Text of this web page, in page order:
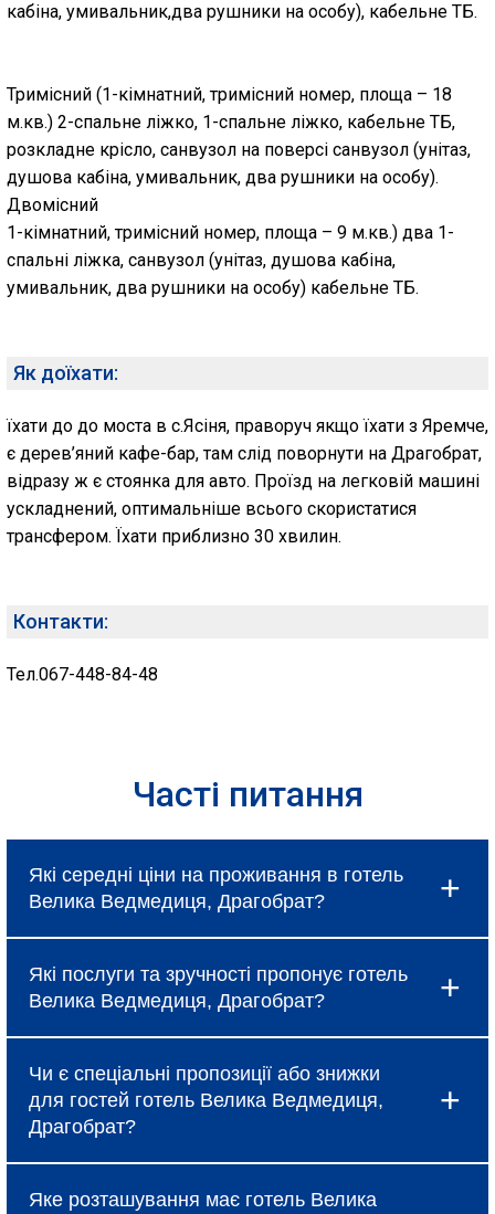
кабіна, умивальник,два рушники на особу), кабельне ТБ.
Тримісний (1-кімнатний, тримісний номер, площа – 18
м.кв.) 2-спальне ліжко, 1-спальне ліжко, кабельне ТБ,
розкладне крісло, санвузол на поверсі санвузол (унітаз,
душова кабіна, умивальник, два рушники на особу).
Двомісний
1-кімнатний, тримісний номер, площа – 9 м.кв.) два 1-
спальні ліжка, санвузол (унітаз, душова кабіна,
умивальник, два рушники на особу) кабельне ТБ.
Як доїхати:
їхати до до моста в с.Ясіня, праворуч якщо їхати з Яремче,
є дерев’яний кафе-бар, там слід поворнути на Драгобрат,
відразу ж є стоянка для авто. Проїзд на легковій машині
ускладнений, оптимальніше всього скористатися
трансфером. Їхати приблизно 30 хвилин.
Контакти:
Тел.067-448-84-48
Часті питання
Які середні ціни на проживання в готель
Велика Ведмедиця, Драгобрат?
коливаються і залежать від вибраного типу
номеру, сезону та наявності спеціальних
пропозицій, про які можна дізнатися під час
бронювання.
Які послуги та зручності пропонує готель
Велика Ведмедиця, Драгобрат?
безкоштовний Wi-Fi, щоденне прибирання та
сніданок (за тарифом). Крім того, в готель
Велика Ведмедиця, Драгобрат доступні
додаткові зручності: ресторан, бар, спа-салон,
фітнес-центр, конференц-зали та трансфер до
Чи є спеціальні пропозиції або знижки
для гостей готель Велика Ведмедиця,
Драгобрат?
регулярно пропонує акційні тарифи, знижки при
Яке розташування має готель Велика